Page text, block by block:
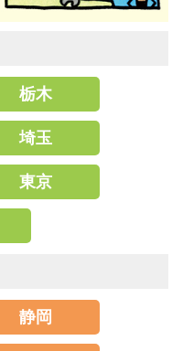
栃木
埼玉
東京
静岡